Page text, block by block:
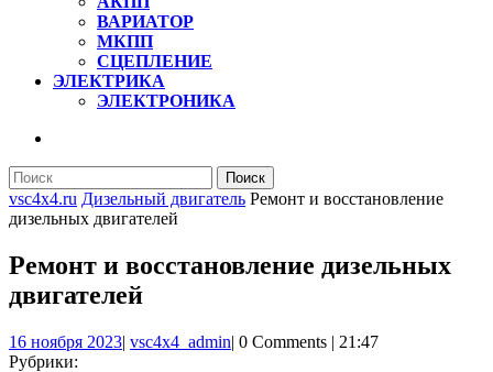
ВАРИАТОР
МКПП
СЦЕПЛЕНИЕ
ЭЛЕКТРИКА
ЭЛЕКТРОНИКА
КНОПКА
Найти:
vsc4x4.ru Дизельный двигатель Ремонт и восстановление
дизельных двигателей
Ремонт и восстановление дизельных
двигателей
16 ноября 202316
| vsc4x4_adminvsc4x4_admin
| 0 Comments | 21:47
Рубрики: